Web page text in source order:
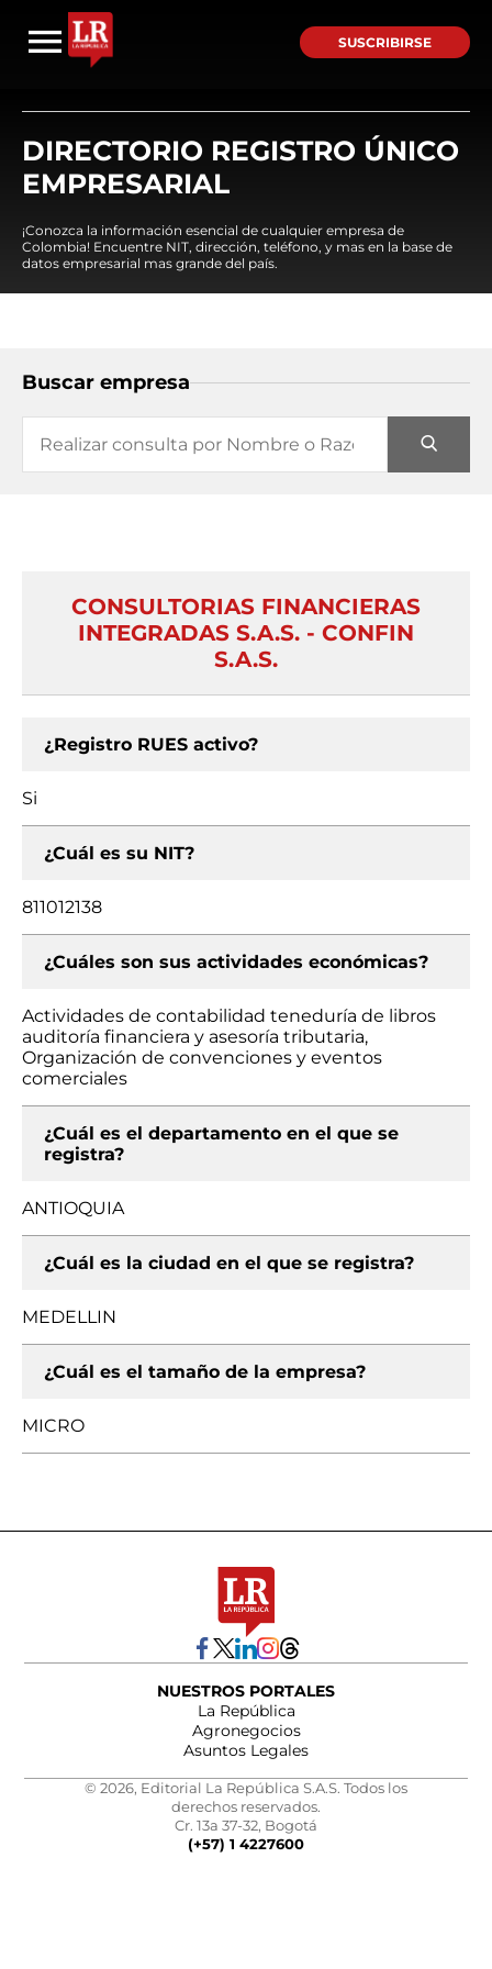
SUSCRIBIRSE
DIRECTORIO REGISTRO ÚNICO
EMPRESARIAL
¡Conozca la información esencial de cualquier empresa de
Colombia! Encuentre NIT, dirección, teléfono, y mas en la base de
datos empresarial mas grande del país.
Buscar empresa
CONSULTORIAS FINANCIERAS
INTEGRADAS S.A.S. - CONFIN
S.A.S.
¿Registro RUES activo?
Si
¿Cuál es su NIT?
811012138
¿Cuáles son sus actividades económicas?
Actividades de contabilidad teneduría de libros
auditoría financiera y asesoría tributaria,
Organización de convenciones y eventos
comerciales
¿Cuál es el departamento en el que se
registra?
ANTIOQUIA
¿Cuál es la ciudad en el que se registra?
MEDELLIN
¿Cuál es el tamaño de la empresa?
MICRO
NUESTROS PORTALES
La República
Agronegocios
Asuntos Legales
© 2026, Editorial La República S.A.S. Todos los
derechos reservados.
Cr. 13a 37-32, Bogotá
(+57) 1 4227600